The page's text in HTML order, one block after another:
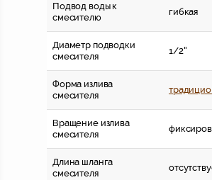
Подвод воды к
смесителю
гибкая
Диаметр подводки
смесителя
1/2''
Форма излива
смесителя
Вращение излива
смесителя
Длина шланга
смесителя